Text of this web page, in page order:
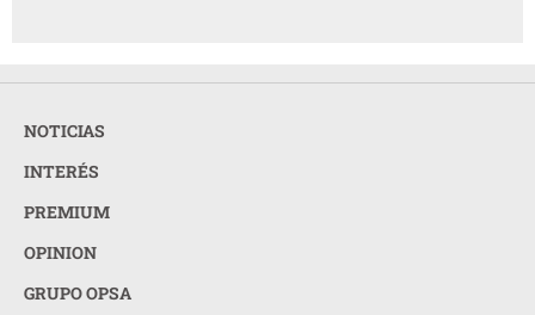
NOTICIAS
INTERÉS
PREMIUM
OPINION
GRUPO OPSA